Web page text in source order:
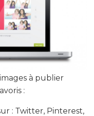
à publier
:
: Twitter, Pinterest,